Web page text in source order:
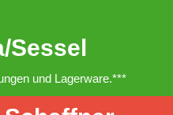
Sessel
und Lagerware.***